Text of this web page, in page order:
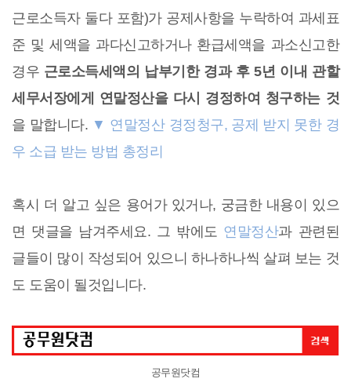
근로소득자 둘다 포함)가 공제사항을 누락하여 과세표
준 및 세액을 과다신고하거나 환급세액을 과소신고한
경우 근로소득세액의 납부기한 경과 후 5년 이내 관할
세무서장에게 연말정산을 다시 경정하여 청구하는 것
을 말합니다. ▼ 연말정산 경정청구, 공제 받지 못한 경
우 소급 받는 방법 총정리
혹시 더 알고 싶은 용어가 있거나, 궁금한 내용이 있으
면 댓글을 남겨주세요. 그 밖에도 연말정산과 관련된
글들이 많이 작성되어 있으니 하나하나씩 살펴 보는 것
도 도움이 될것입니다.
공무원닷컴